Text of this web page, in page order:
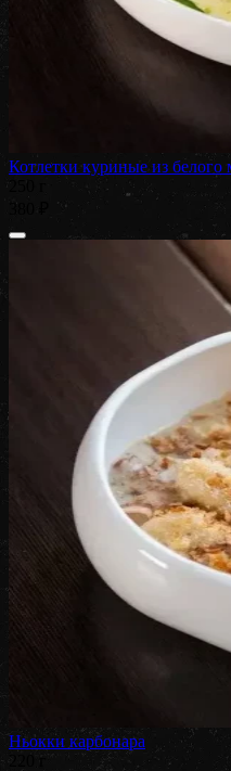
Котлетки куриные из белого
250 г
380 ₽
Ньокки карбонара
220 г